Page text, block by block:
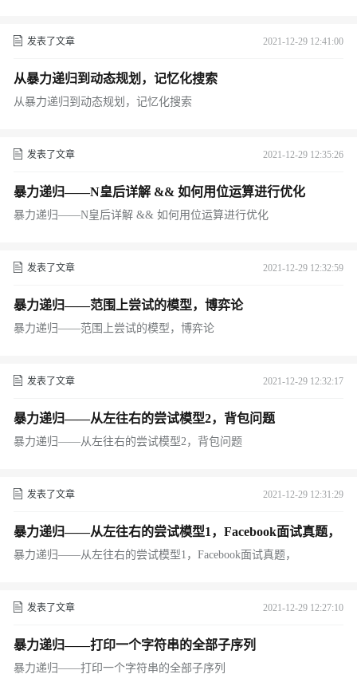
发表了文章 2021-12-29 12:41:00
从暴力递归到动态规划，记忆化搜索
从暴力递归到动态规划，记忆化搜索
发表了文章 2021-12-29 12:35:26
暴力递归——N皇后详解 && 如何用位运算进行优化
暴力递归——N皇后详解 && 如何用位运算进行优化
发表了文章 2021-12-29 12:32:59
暴力递归——范围上尝试的模型，博弈论
暴力递归——范围上尝试的模型，博弈论
发表了文章 2021-12-29 12:32:17
暴力递归——从左往右的尝试模型2，背包问题
暴力递归——从左往右的尝试模型2，背包问题
发表了文章 2021-12-29 12:31:29
暴力递归——从左往右的尝试模型1，Facebook面试真题，
暴力递归——从左往右的尝试模型1，Facebook面试真题，
发表了文章 2021-12-29 12:27:10
暴力递归——打印一个字符串的全部子序列
暴力递归——打印一个字符串的全部子序列